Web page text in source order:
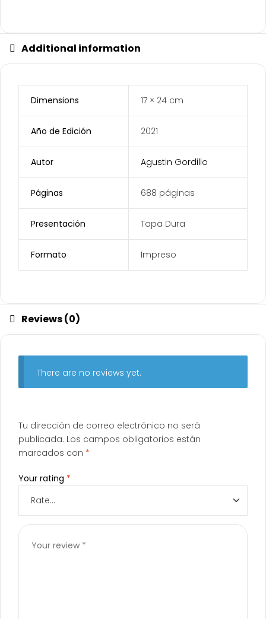
Additional information
Dimensions 17 × 24 cm
Año de Edición 2021
Autor Agustin Gordillo
Páginas 688 páginas
Presentación Tapa Dura
Formato Impreso
Reviews (0)
There are no reviews yet.
Tu dirección de correo electrónico no será
publicada. Los campos obligatorios están
marcados con *
Your rating *